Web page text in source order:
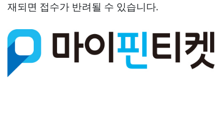
재되면 접수가 반려될 수 있습니다.